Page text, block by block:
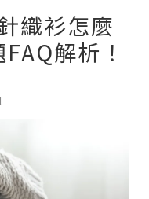
織衫怎麼
解析！